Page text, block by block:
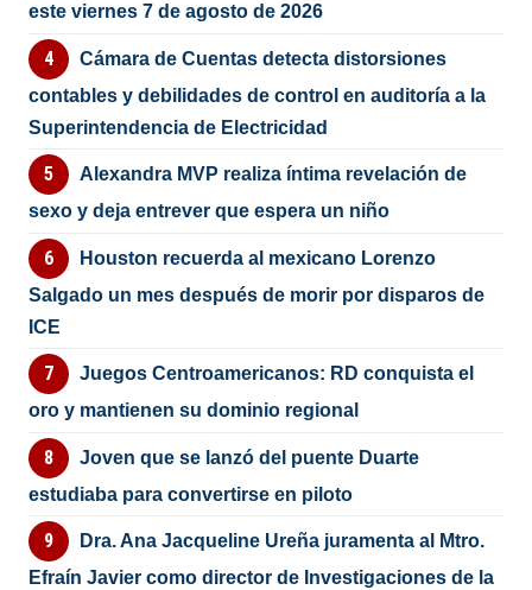
este viernes 7 de agosto de 2026
Cámara de Cuentas detecta distorsiones
contables y debilidades de control en auditoría a la
Superintendencia de Electricidad
Alexandra MVP realiza íntima revelación de
sexo y deja entrever que espera un niño
Houston recuerda al mexicano Lorenzo
Salgado un mes después de morir por disparos de
ICE
Juegos Centroamericanos: RD conquista el
oro y mantienen su dominio regional
Joven que se lanzó del puente Duarte
estudiaba para convertirse en piloto
Dra. Ana Jacqueline Ureña juramenta al Mtro.
Efraín Javier como director de Investigaciones de la